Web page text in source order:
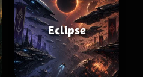
Eclipse